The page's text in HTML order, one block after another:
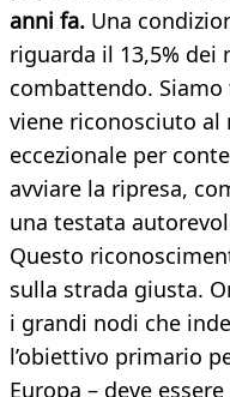
anni fa. Una
riguarda il 13,5% dei
combattendo.
viene riconosciuto al
eccezionale per
avviare la ripresa,
una testata
Questo
sulla strada giusta.
i grandi nodi che
l’obiettivo primario
Europa – deve